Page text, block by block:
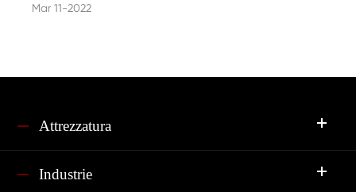
Mar 11-2022
Attrezzatura
Industrie